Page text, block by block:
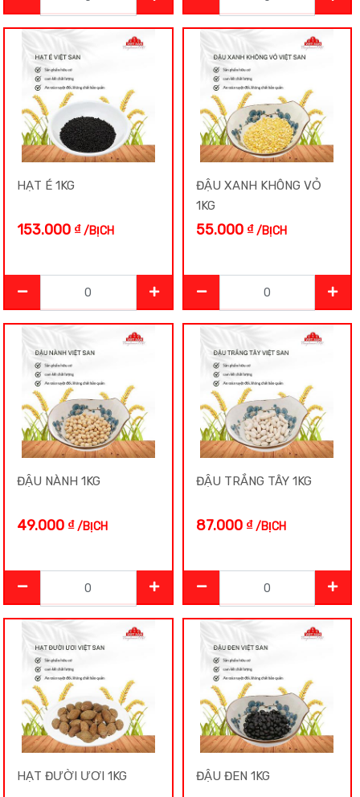
Đậu Trắng
Đậu Xanh
Đậu Đen
Đậu Đỏ
HẠT É 1KG
153.000 ₫/BỊCH
ĐẬU XANH KHÔNG VỎ
1KG
55.000₫ /BỊCH
ĐẬU NÀNH 1KG
49.000 ₫/BỊCH
ĐẬU TRẮNG TÂY 1KG
87.000₫ /BỊCH
HẠT ĐƯỜI ƯƠI 1KG ĐẬU ĐEN 1KG